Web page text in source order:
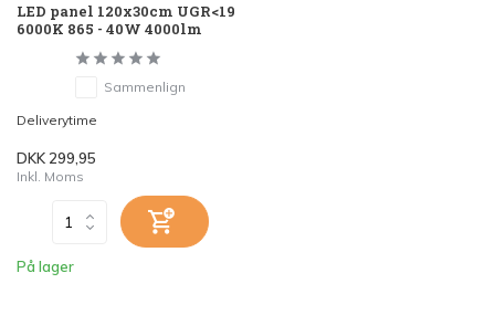
LED panel 120x30cm UGR<19
6000K 865 - 40W 4000lm
Sammenlign
Deliverytime
DKK 299,95
Inkl. Moms
På lager